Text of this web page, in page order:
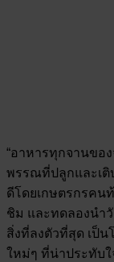
“อาหารทุกจานขอ
พรรณที่ปลูกและเติ
ดีโดยเกษตรกรคน
ชิม และทดลองนำ
สิ่งที่ลงตัวที่สุด เป็
ใหม่ๆ ที่น่าประทับ